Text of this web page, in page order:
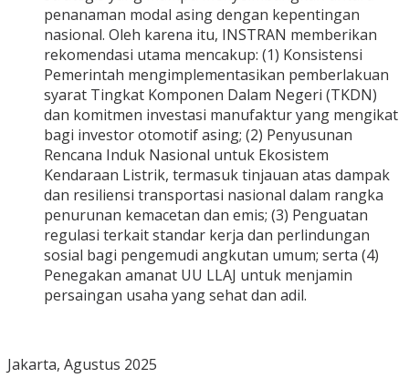
penanaman modal asing dengan kepentingan
nasional. Oleh karena itu, INSTRAN memberikan
rekomendasi utama mencakup: (1) Konsistensi
Pemerintah mengimplementasikan pemberlakuan
syarat Tingkat Komponen Dalam Negeri (TKDN)
dan komitmen investasi manufaktur yang mengikat
bagi investor otomotif asing; (2) Penyusunan
Rencana Induk Nasional untuk Ekosistem
Kendaraan Listrik, termasuk tinjauan atas dampak
dan resiliensi transportasi nasional dalam rangka
penurunan kemacetan dan emis; (3) Penguatan
regulasi terkait standar kerja dan perlindungan
sosial bagi pengemudi angkutan umum; serta (4)
Penegakan amanat UU LLAJ untuk menjamin
persaingan usaha yang sehat dan adil.
Jakarta, Agustus 2025